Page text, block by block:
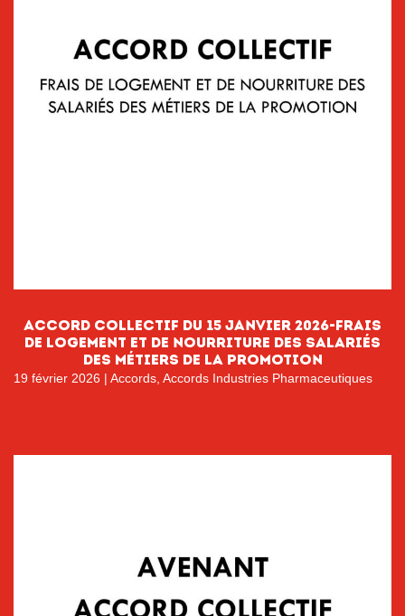
Accord collectif du 15 janvier 2026-Frais
de logement et de nourriture des salariés
des métiers de la promotion
19 février 2026 | Accords, Accords Industries Pharmaceutiques